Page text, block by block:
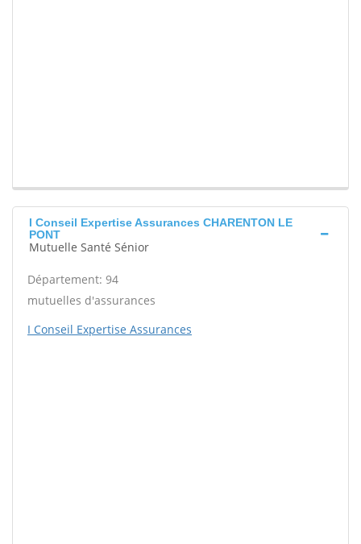
I Conseil Expertise Assurances CHARENTON LE
PONT
Mutuelle Santé Sénior
Département: 94
mutuelles d'assurances
I Conseil Expertise Assurances